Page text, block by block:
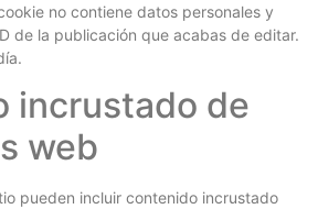
no contiene datos personales y
de la publicación que acabas de editar.
incrustado de
web
pueden incluir contenido incrustado